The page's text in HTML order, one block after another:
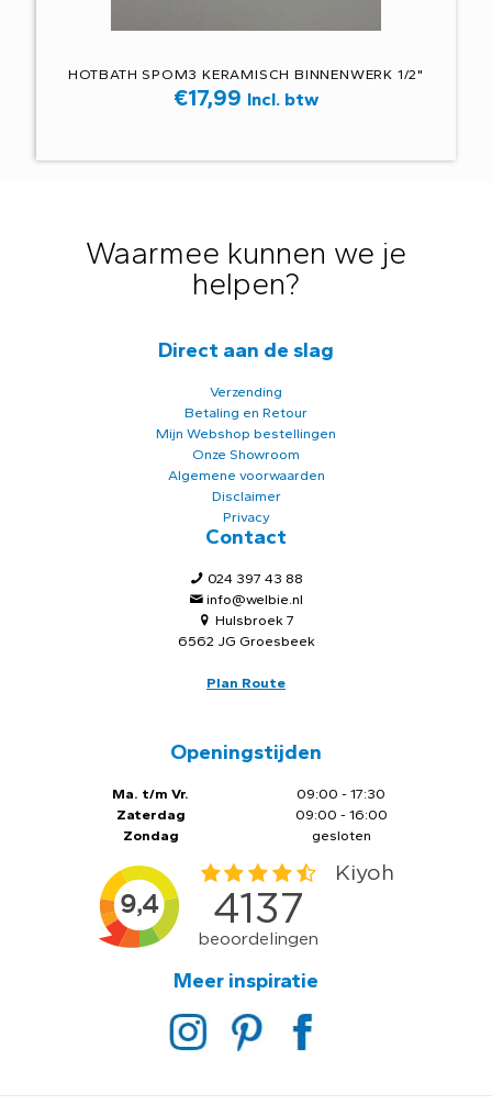
HOTBATH SPOM3 KERAMISCH BINNENWERK 1/2"
€17,99 Incl. btw
Waarmee kunnen we je
helpen?
Direct aan de slag
Verzending
Betaling en Retour
Mijn Webshop bestellingen
Onze Showroom
Algemene voorwaarden
Disclaimer
Privacy
Contact
024 397 43 88
info@welbie.nl
Hulsbroek 7
6562 JG Groesbeek
Plan Route
Openingstijden
Ma. t/m Vr.
Zaterdag
Zondag
09:00 - 17:30
09:00 - 16:00
gesloten
Meer inspiratie